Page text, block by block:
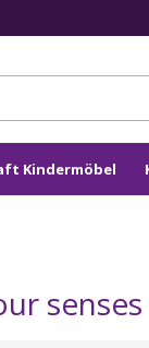
Kindermöbel
senses